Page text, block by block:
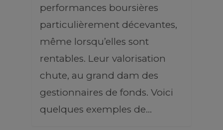
performances boursières
particulièrement décevantes,
même lorsqu’elles sont
rentables. Leur valorisation
chute, au grand dam des
gestionnaires de fonds. Voici
quelques exemples de…